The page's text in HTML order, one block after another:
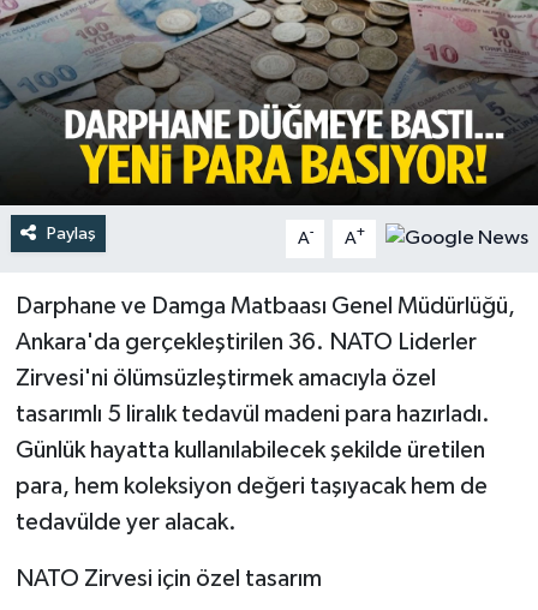
Paylaş A- A+
Darphane ve Damga Matbaası Genel Müdürlüğü,
Ankara'da gerçekleştirilen 36. NATO Liderler
Zirvesi'ni ölümsüzleştirmek amacıyla özel
tasarımlı 5 liralık tedavül madeni para hazırladı.
Günlük hayatta kullanılabilecek şekilde üretilen
para, hem koleksiyon değeri taşıyacak hem de
tedavülde yer alacak.
NATO Zirvesi için özel tasarım
Yaşam